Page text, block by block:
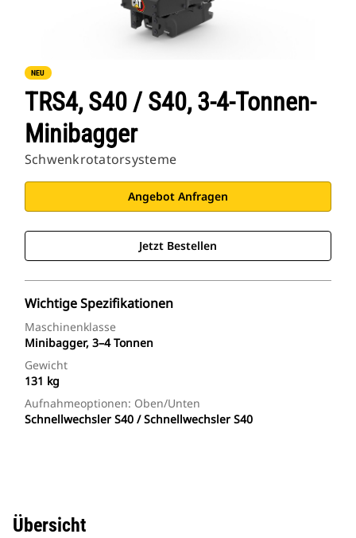
NEU
TRS4, S40 / S40, 3-4-Tonnen-
Minibagger
Schwenkrotatorsysteme
Angebot Anfragen
Jetzt Bestellen
Wichtige Spezifikationen
Maschinenklasse
Minibagger, 3–4 Tonnen
Gewicht
131 kg
Aufnahmeoptionen: Oben/unten
Schnellwechsler S40 / Schnellwechsler S40
Übersicht